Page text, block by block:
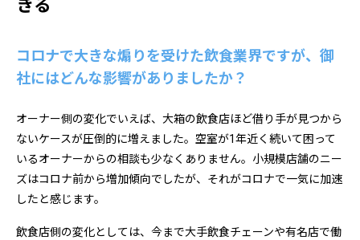
きる
コロナで大きな煽りを受けた飲食業界ですが、御
社にはどんな影響がありましたか？
オーナー側の変化でいえば、大箱の飲食店ほど借り手が見つから
ないケースが圧倒的に増えました。空室が1年近く続いて困って
いるオーナーからの相談も少なくありません。小規模店舗のニー
ズはコロナ前から増加傾向でしたが、それがコロナで一気に加速
したと感じます。
飲食店側の変化としては、今まで大手飲食チェーンや有名店で働